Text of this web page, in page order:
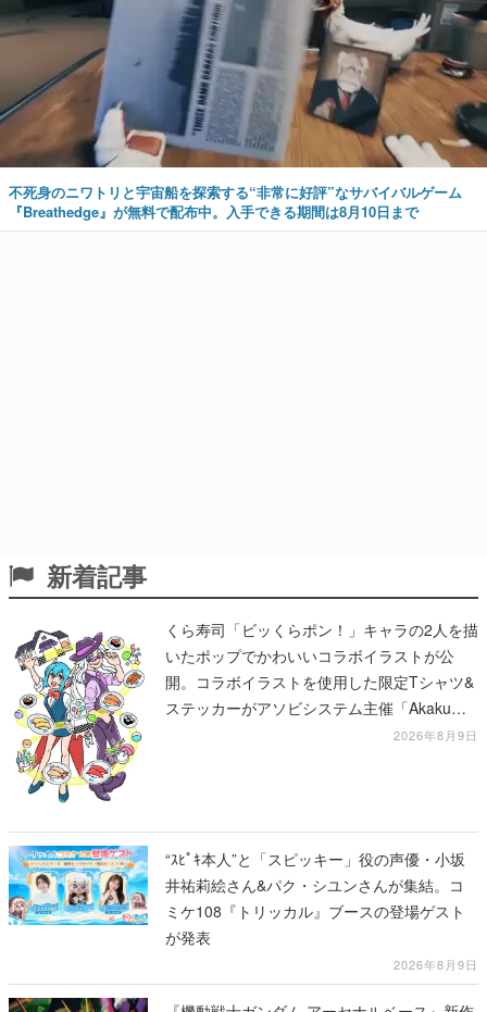
不死身のニワトリと宇宙船を探索する“非常に好評”なサバイバルゲーム
『Breathedge』が無料で配布中。入手できる期間は8月10日まで
新着記事
くら寿司「ビッくらポン！」キャラの2人を描
いたポップでかわいいコラボイラストが公
開。コラボイラストを使用した限定Tシャツ&
ステッカーがアソビシステム主催「Akaku
2026年8月9日
“ｽﾋﾟｷ本人”と「スピッキー」役の声優・小坂
井祐莉絵さん&パク・シユンさんが集結。コ
ミケ108『トリッカル』ブースの登場ゲスト
が発表
2026年8月9日